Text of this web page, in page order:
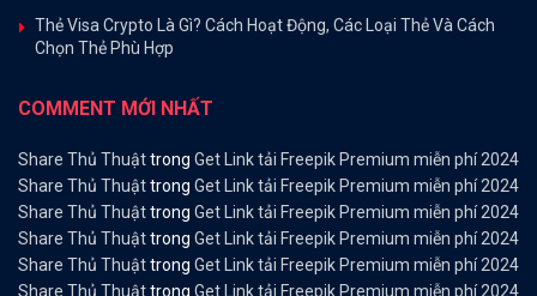
Thẻ Visa Crypto Là Gì? Cách Hoạt Động, Các Loại Thẻ Và Cách
Chọn Thẻ Phù Hợp
COMMENT MỚI NHẤT
Share Thủ Thuậttrong Get Link tải Freepik Premium miễn phí 2024
Share Thủ Thuậttrong Get Link tải Freepik Premium miễn phí 2024
Share Thủ Thuậttrong Get Link tải Freepik Premium miễn phí 2024
Share Thủ Thuậttrong Get Link tải Freepik Premium miễn phí 2024
Share Thủ Thuậttrong Get Link tải Freepik Premium miễn phí 2024
Share Thủ Thuậttrong Get Link tải Freepik Premium miễn phí 2024